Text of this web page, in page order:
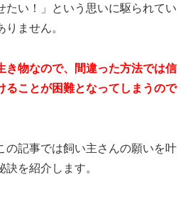
たい！」という思いに駆られてい
ません。
き物なので、間違った方法では信
ることが困難となってしまうので
の記事では飼い主さんの願いを叶
を紹介します。